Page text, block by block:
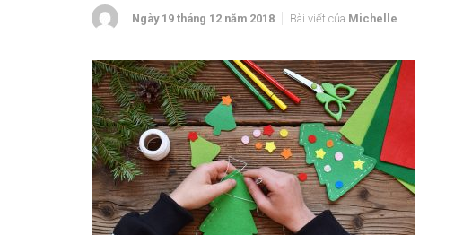
Ngày 19 tháng 12 năm 2018 Bài viết của Michelle